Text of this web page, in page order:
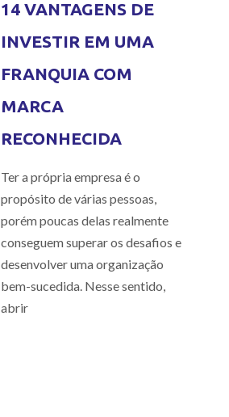
14 VANTAGENS DE
INVESTIR EM UMA
FRANQUIA COM
MARCA
RECONHECIDA
Ter a própria empresa é o
propósito de várias pessoas,
porém poucas delas realmente
conseguem superar os desafios e
desenvolver uma organização
bem-sucedida. Nesse sentido,
abrir